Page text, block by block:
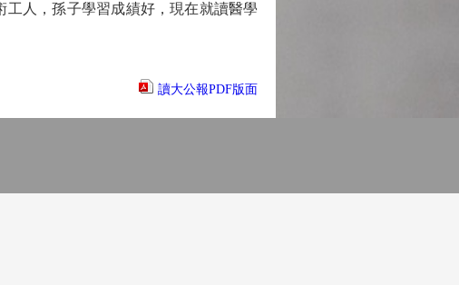
人，孫子學習成績好，現在就讀醫學
讀大公報PDF版面